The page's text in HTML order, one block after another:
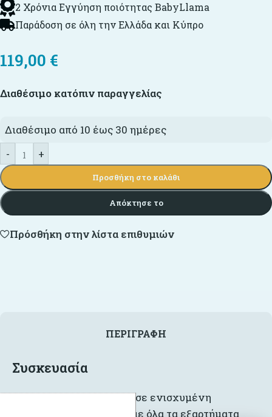
2 Χρόνια Εγγύηση ποιότητας BabyLlama
Παράδοση σε όλη την Ελλάδα και Κύπρο
119,00 €
Διαθέσιμο κατόπιν παραγγελίας
Διαθέσιμο από 10 έως 30 ημέρες
-
+
Προσθήκη στο καλάθι
Απόκτησε το
Πρόσθήκη στην λίστα επιθυμιών
ΠΕΡΙΓΡΑΦΉ
Συσκευασία
Το προϊόν αποστέλλεται σε ενισχυμένη
συσκευασία αποστολής, με όλα τα εξαρτήματα